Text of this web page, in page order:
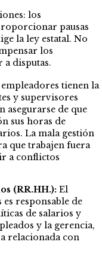
los
pausas
la ley estatal. No
los
a disputas.
tienen la
y supervisores
asegurarse de que
sus horas de
La mala gestión
que trabajen fuera
a conflictos
(RR.HH.): El
responsable de
de salarios y
y la gerencia,
relacionada con